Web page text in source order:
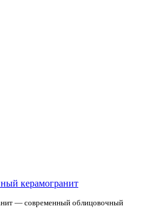
керамогранит
— современный облицовочный